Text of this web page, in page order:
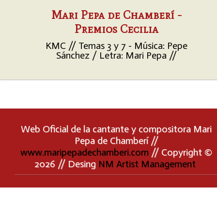
Mari Pepa de Chamberí -
Premios Cecilia
KMC // Temas 3 y 7 - Música: Pepe
Sánchez / Letra: Mari Pepa //
Web Oficial de la cantante y compositora Mari
Pepa de Chamberí //
www.maripepadechamberi.com // Copyright ©
2026 // Desing NM Artist Management